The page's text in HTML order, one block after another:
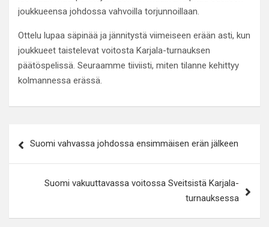
joukkueensa johdossa vahvoilla torjunnoillaan.
Ottelu lupaa säpinää ja jännitystä viimeiseen erään asti, kun
joukkueet taistelevat voitosta Karjala-turnauksen
päätöspelissä. Seuraamme tiiviisti, miten tilanne kehittyy
kolmannessa erässä.
selaus
Suomi vahvassa johdossa ensimmäisen erän jälkeen
Suomi vakuuttavassa voitossa Sveitsistä Karjala-
turnauksessa